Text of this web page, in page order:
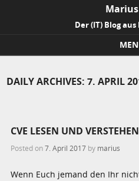
Der (IT) Blog
DAILY ARCHIVES:7. APRIL
CVE LESEN UND
Posted on7. April 2017 by marius
Wenn Euch jemand den Ihr